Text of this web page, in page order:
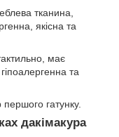
тканина,
якісна та
має
та
гатунку.
дакімакура